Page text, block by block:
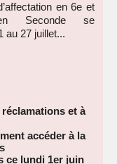
en 6e et
en Seconde se
au 27 juillet...
et à
accéder à la
ce lundi 1er juin